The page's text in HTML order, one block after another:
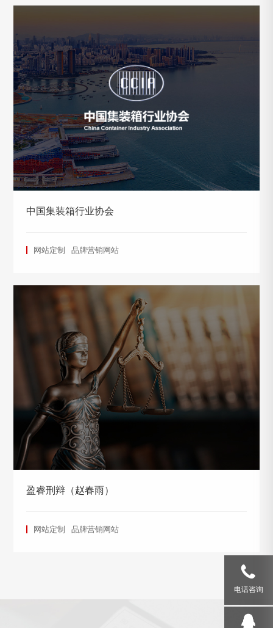
中国集装箱行业协会
网站定制 品牌营销网站
盈睿刑辩（赵春雨）
网站定制 品牌营销网站
电话咨询